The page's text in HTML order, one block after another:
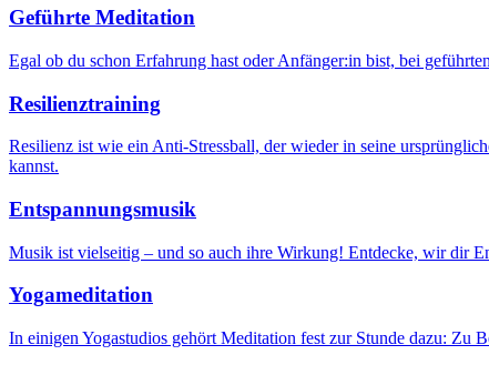
Geführte Meditation
Egal ob du schon Erfahrung hast oder Anfänger:in bist, bei
Resilienztraining
Resilienz ist wie ein Anti-Stressball, der wieder in seine
kannst.
Entspannungsmusik
Musik ist vielseitig – und so auch ihre Wirkung! Entdecke, wir dir
Yogameditation
In einigen Yogastudios gehört Meditation fest zur Stunde dazu: Zu